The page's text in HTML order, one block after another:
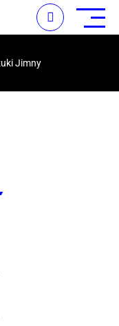
Jimny